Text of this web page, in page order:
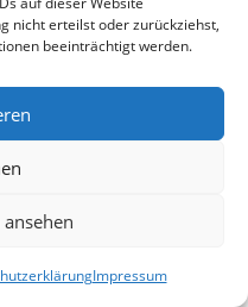
nicht erteilst oder zurückziehst,
beeinträchtigt werden.
Impressum
in der Sonne liegt.